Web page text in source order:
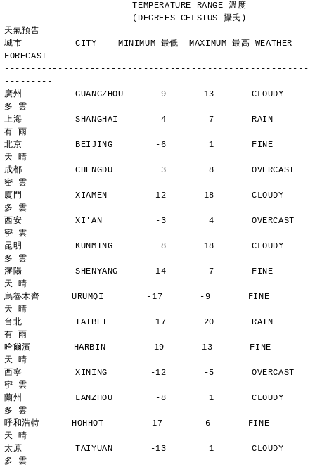
                        TEMPERATURE RANGE 溫度
天氣預告
城市          CITY    MINIMUM 最低  MAXIMUM 最高 WEATHER
FORECAST
---------------------------------------------------------
---------
廣州          GUANGZHOU       9       13       CLOUDY
多 雲
上海          SHANGHAI        4        7       RAIN
有 雨
北京          BEIJING        -6        1       FINE
天 晴
成都          CHENGDU         3        8       OVERCAST
密 雲
廈門          XIAMEN         12       18       CLOUDY
多 雲
西安          XI'AN          -3        4       OVERCAST
密 雲
昆明          KUNMING         8       18       CLOUDY
多 雲
瀋陽          SHENYANG      -14       -7       FINE
天 晴
烏魯木齊      URUMQI        -17       -9       FINE
天 晴
台北          TAIBEI         17       20       RAIN
有 雨
哈爾濱        HARBIN        -19      -13       FINE
天 晴
西寧          XINING        -12       -5       OVERCAST
密 雲
蘭州          LANZHOU        -8        1       CLOUDY
多 雲
呼和浩特      HOHHOT        -17       -6       FINE
天 晴
太原          TAIYUAN       -13        1       CLOUDY
多 雲